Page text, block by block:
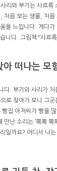
리와 부기는 사르
처음 보는 생물, 처
을 느낍니다. 게다
니다. 그림책 『사르
아 떠나는 모
다. 부기와 사리가
로 찾아가 보니 그
집 아저씨가 빵을
만난 소리는 ‘뽁뽁
일까요? 어디서 나는